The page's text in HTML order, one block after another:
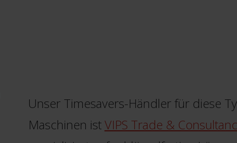
Unser Timesavers-Händler für diese
Maschinen istVIPS Trade &